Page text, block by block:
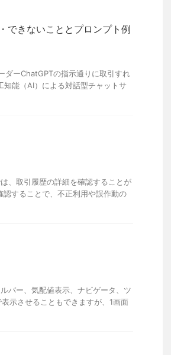
できないこととプロンプト例
ダーChatGPTの指示通りに取引すれ
能（AI）による対話型チャットサ
、取引履歴の詳細を確認することが
することで、不正利用や誤作動の
バー、気配値表示、ナビゲータ、ツ
示させることもできますが、1画面